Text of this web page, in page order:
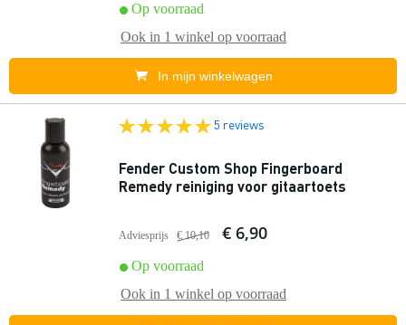
Op voorraad
Ook in 1 winkel op voorraad
In mijn winkelwagen
5 reviews
Fender Custom Shop Fingerboard
Remedy reiniging voor gitaartoets
Adviesprijs € 10,10 € 6,90
Op voorraad
Ook in 1 winkel op voorraad